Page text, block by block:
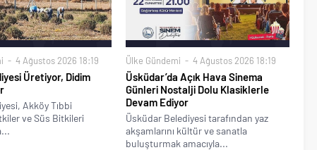
4 Ağustos 2026 18:19
Üretiyor, Didim
Akköy Tıbbi
ve Süs Bitkileri
Ülke Gündemi 4 Ağustos 2026 18:19
Üsküdar’da Açık Hava Sinema
Günleri Nostalji Dolu Klasiklerle
Devam Ediyor
Üsküdar Belediyesi tarafından yaz
akşamlarını kültür ve sanatla
buluşturmak amacıyla...